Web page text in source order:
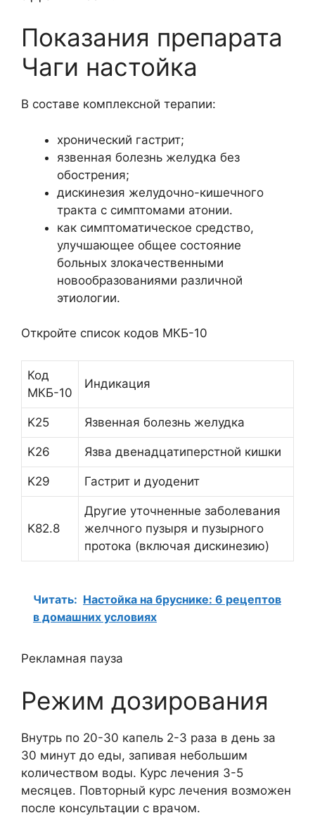
Показания препарата
Чаги настойка
В составе комплексной терапии:
хронический гастрит;
язвенная болезнь желудка без
обострения;
дискинезия желудочно-кишечного
тракта с симптомами атонии.
как симптоматическое средство,
улучшающее общее состояние
больных злокачественными
новообразованиями различной
этиологии.
Откройте список кодов МКБ-10
Код
МКБ-10
Индикация
K25 Язвенная болезнь желудка
K26 Язва двенадцатиперстной кишки
K29 Гастрит и дуоденит
K82.8
Другие уточненные заболевания
желчного пузыря и пузырного
протока (включая дискинезию)
Читать: Настойка на бруснике: 6 рецептов
в домашних условиях
Рекламная пауза
Режим дозирования
Внутрь по 20-30 капель 2-3 раза в день за
30 минут до еды, запивая небольшим
количеством воды. Курс лечения 3-5
месяцев. Повторный курс лечения возможен
после консультации с врачом.